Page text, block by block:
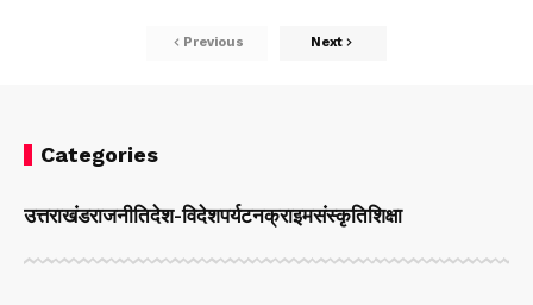
Previous Next
Categories
उत्तराखंडराजनीतिदेश-विदेशपर्यटनक्राइमसंस्कृतिशिक्षा